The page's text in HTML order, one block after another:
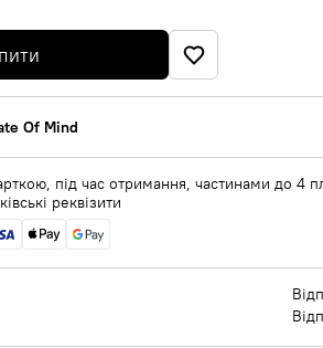
Of Mind
під час отримання, частинами до 4
реквізити